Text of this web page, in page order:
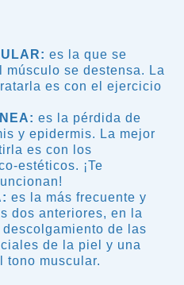
: es la que se
músculo se destensa. La
es con el ejercicio
: es la pérdida de
y epidermis. La mejor
es con los
estéticos. ¡Te
: es la más frecuente y
dos anteriores, en la
de las
de la piel y una
tono muscular.